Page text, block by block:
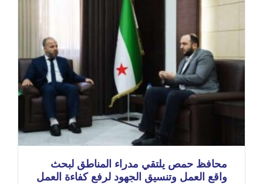
محافظ حمص يلتقي مدراء المناطق لبحث
واقع العمل وتنسيق الجهود لرفع كفاءة العمل